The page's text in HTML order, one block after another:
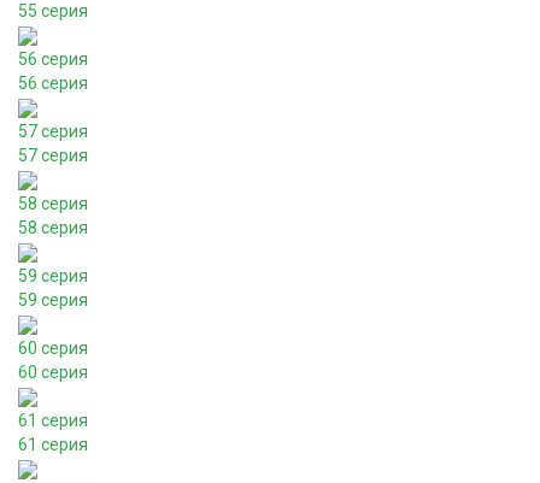
55 серия
56 серия
56 серия
57 серия
57 серия
58 серия
58 серия
59 серия
59 серия
60 серия
60 серия
61 серия
61 серия